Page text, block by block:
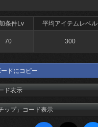
条件Lv 平均アイテムレベル
70 300
ドにコピー
ド表示
ップ」コード表示